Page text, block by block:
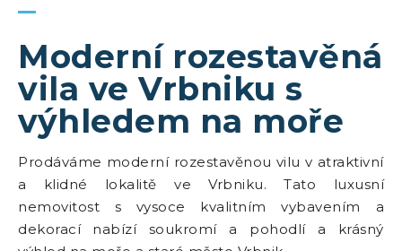
Moderní rozestavěná
vila ve Vrbniku s
výhledem na moře
Prodáváme moderní rozestavěnou vilu v atraktivní
a klidné lokalitě ve Vrbniku. Tato luxusní
nemovitost s vysoce kvalitním vybavením a
dekorací nabízí soukromí a pohodlí a krásný